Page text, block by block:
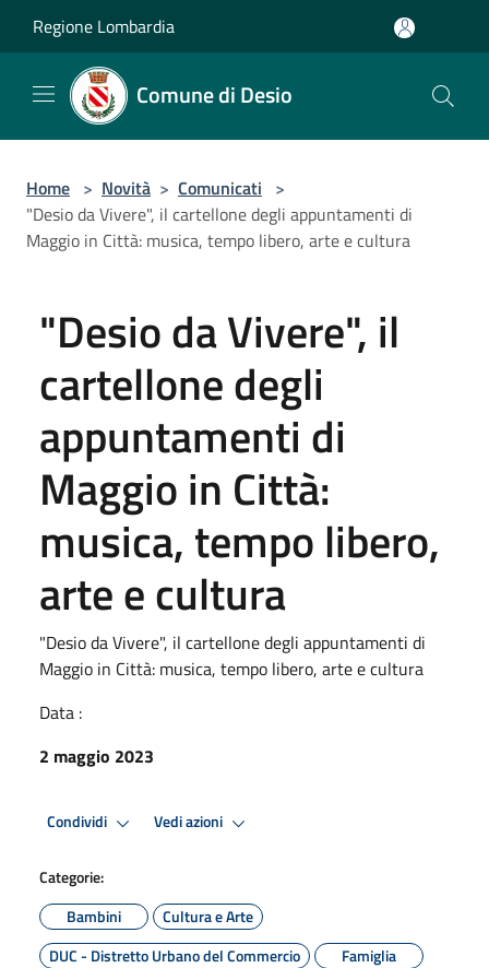
Regione Lombardia
Comune di Desio
Home > Novità > Comunicati >
"Desio da Vivere", il cartellone degli appuntamenti di
Maggio in Città: musica, tempo libero, arte e cultura
"Desio da Vivere", il
cartellone degli
appuntamenti di
Maggio in Città:
musica, tempo libero,
arte e cultura
"Desio da Vivere", il cartellone degli appuntamenti di
Maggio in Città: musica, tempo libero, arte e cultura
Data :
2 maggio 2023
Condividi Vedi azioni
Categorie:
Bambini
Cultura e Arte
DUC - Distretto Urbano del Commercio
Famiglia